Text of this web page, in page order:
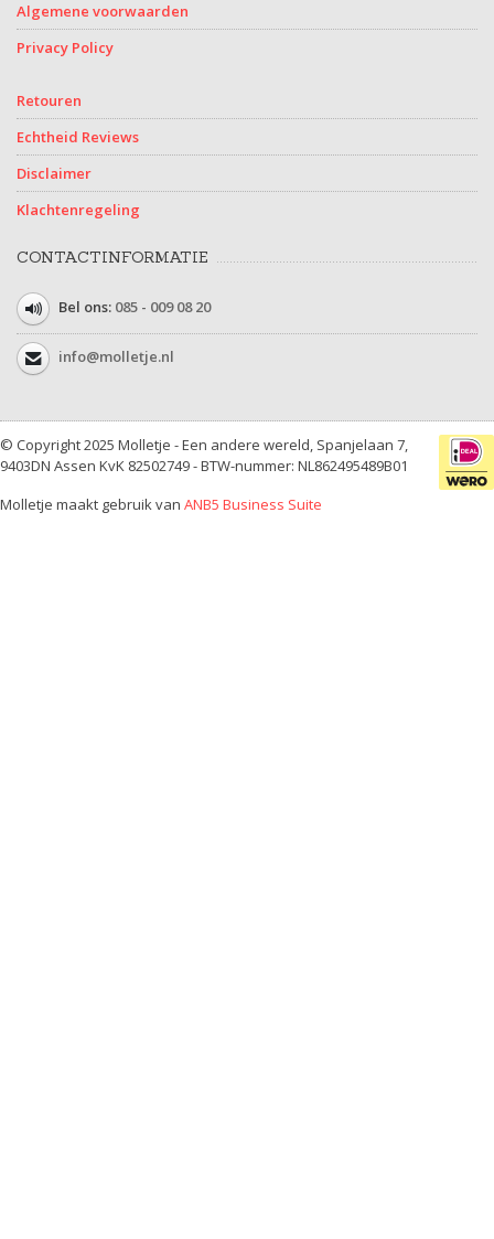
Algemene voorwaarden
Privacy Policy
Retouren
Echtheid Reviews
Disclaimer
Klachtenregeling
CONTACTINFORMATIE
Bel ons: 085 - 009 08 20
info@molletje.nl
© Copyright 2025 Molletje - Een andere wereld, Spanjelaan 7,
9403DN Assen KvK 82502749 - BTW-nummer: NL862495489B01
Molletje maakt gebruik van ANB5 Business Suite